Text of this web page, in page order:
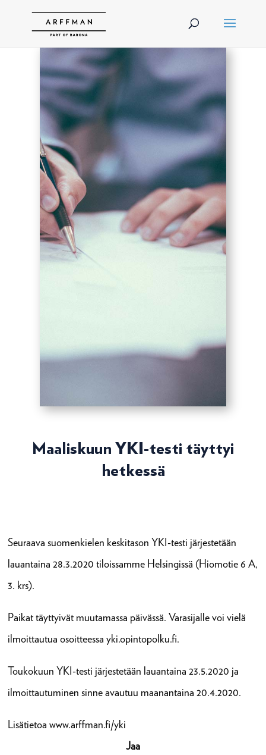
Maaliskuun YKI-testi täyttyi
hetkessä
Seuraava suomenkielen keskitason YKI-testi järjestetään
lauantaina 28.3.2020 tiloissamme Helsingissä (Hiomotie 6 A,
3. krs).
Paikat täyttyivät muutamassa päivässä. Varasijalle voi vielä
ilmoittautua osoitteessa yki.opintopolku.fi.
Toukokuun YKI-testi järjestetään lauantaina 23.5.2020 ja
ilmoittautuminen sinne avautuu maanantaina 20.4.2020.
Lisätietoa www.arffman.fi/yki
Jaa